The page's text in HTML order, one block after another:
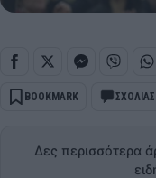
BOOKMARK
Δες περισσότερα